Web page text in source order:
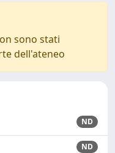
sono stati
dell'ateneo
ND
ND